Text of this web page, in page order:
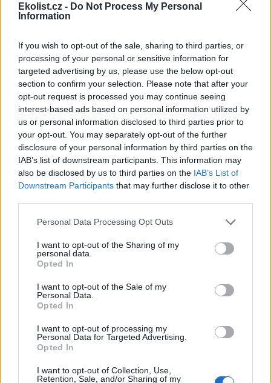
Ekolist.cz - Do Not Process My Personal
Information
If you wish to opt-out of the sale, sharing to third parties, or
processing of your personal or sensitive information for
targeted advertising by us, please use the below opt-out
section to confirm your selection. Please note that after your
opt-out request is processed you may continue seeing
interest-based ads based on personal information utilized by
us or personal information disclosed to third parties prior to
your opt-out. You may separately opt-out of the further
disclosure of your personal information by third parties on the
IAB’s list of downstream participants. This information may
also be disclosed by us to third parties on the IAB’s List of
Downstream Participants that may further disclose it to other
Personal Data Processing Opt Outs
I want to opt-out of the Sharing of my
personal data.
Opted In
I want to opt-out of the Sale of my
Personal Data.
Opted In
I want to opt-out of processing my
Personal Data for Targeted Advertising.
Opted In
I want to opt-out of Collection, Use,
Retention, Sale, and/or Sharing of my
Spolky: Otevřený dopis ve věci výstavby zpevněné
16.7.2026
Diskuse: 13
Národní přírodní rezervace
Šerák-Keprník se v těchto
dnech proměnila ve
staveniště: bagry, nakladač,
dvě dodávky, hromada
materiálu a do dáli slyšitelný hluk ze staveniště.
Jakub Hruška: Co a proč se v roce 2011 stalo na Ptačím
potoce?
16.7.2026
začala blokáda kácení lesa na
Proč a co se tehdy stalo? Je to
trochu spletité, ale pokusím se
vysvětlit.
Eva Tylová: Další městské částí Prahy mohou svým
občanům zajistit příští Silvestr bez stresu
15.7.2026
Diskuse: 10
stresu, protože městské části
hl. m. Prahy, kde žijí, využily